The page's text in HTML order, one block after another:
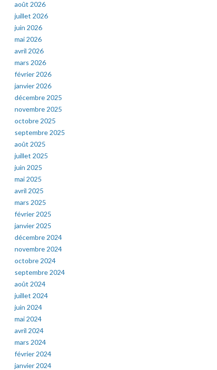
août 2026
juillet 2026
juin 2026
mai 2026
avril 2026
mars 2026
février 2026
janvier 2026
décembre 2025
novembre 2025
octobre 2025
septembre 2025
août 2025
juillet 2025
juin 2025
mai 2025
avril 2025
mars 2025
février 2025
janvier 2025
décembre 2024
novembre 2024
octobre 2024
septembre 2024
août 2024
juillet 2024
juin 2024
mai 2024
avril 2024
mars 2024
février 2024
janvier 2024